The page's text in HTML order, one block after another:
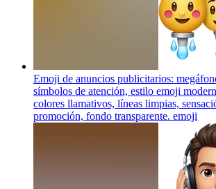
Emoji de anuncios publicitarios:
símbolos de atención, estilo emoji
colores llamativos, líneas limpias,
promoción, fondo transparente. emoji